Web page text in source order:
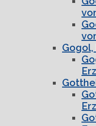
Gogol,